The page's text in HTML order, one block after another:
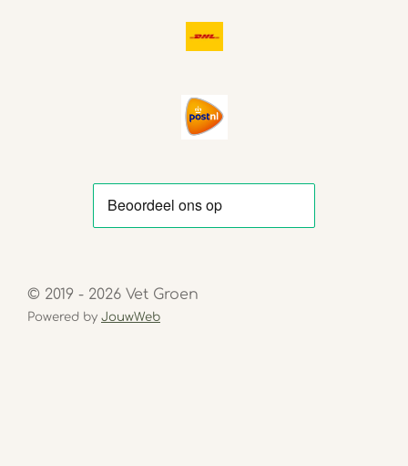
© 2019 - 2026 Vet Groen
Powered by JouwWeb